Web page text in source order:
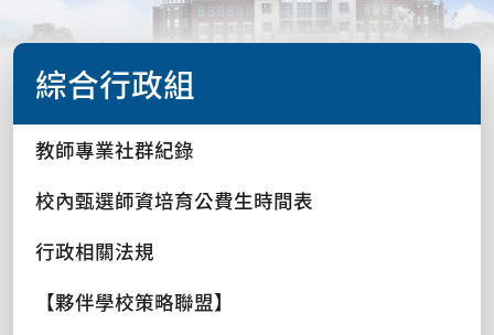
綜合行政組
教師專業社群紀錄
校內甄選師資培育公費生時間表
行政相關法規
【夥伴學校策略聯盟】